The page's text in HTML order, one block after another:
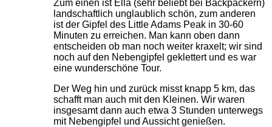
Zum einen ist Ella (sehr beliebt bei Backpackern)
landschaftlich unglaublich schön, zum anderen
ist der Gipfel des Little Adams Peak in 30-60
Minuten zu erreichen. Man kann oben dann
entscheiden ob man noch weiter kraxelt; wir sind
noch auf den Nebengipfel geklettert und es war
eine wunderschöne Tour.
Der Weg hin und zurück misst knapp 5 km, das
schafft man auch mit den Kleinen. Wir waren
insgesamt dann auch etwa 3 Stunden unterwegs
mit Nebengipfel und Aussicht genießen.